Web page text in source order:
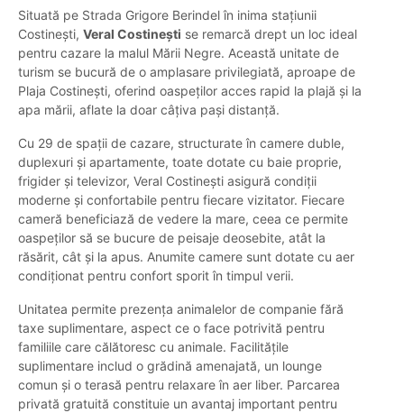
Situată pe Strada Grigore Berindel în inima stațiunii
Costinești, Veral Costinești se remarcă drept un loc ideal
pentru cazare la malul Mării Negre. Această unitate de
turism se bucură de o amplasare privilegiată, aproape de
Plaja Costinești, oferind oaspeților acces rapid la plajă și la
apa mării, aflate la doar câțiva pași distanță.
Cu 29 de spații de cazare, structurate în camere duble,
duplexuri și apartamente, toate dotate cu baie proprie,
frigider și televizor, Veral Costinești asigură condiții
moderne și confortabile pentru fiecare vizitator. Fiecare
cameră beneficiază de vedere la mare, ceea ce permite
oaspeților să se bucure de peisaje deosebite, atât la
răsărit, cât și la apus. Anumite camere sunt dotate cu aer
condiționat pentru confort sporit în timpul verii.
Unitatea permite prezența animalelor de companie fără
taxe suplimentare, aspect ce o face potrivită pentru
familiile care călătoresc cu animale. Facilitățile
suplimentare includ o grădină amenajată, un lounge
comun și o terasă pentru relaxare în aer liber. Parcarea
privată gratuită constituie un avantaj important pentru